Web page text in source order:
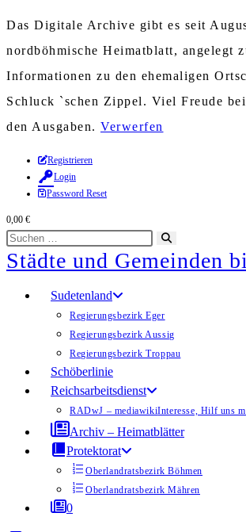
Das Digitale Archive gibt es seit
nordböhmische Heimatblatt, angelegt
Informationen zu den ehemaligen
Schluck `schen Zippel. Viel Freude
den Ausgaben. Verwerfen
Zum
Inhalt
springen
Registrieren
Login
Password Reset
0,00 €
Diese
Website
durchsuchen
starten
Städte und Gemeinden
Sudetenland
Regierungsbezirk Eger
Regierungsbezirk Aussig
Regierungsbezirk Troppau
Schöberlinie
Reichsarbeitsdienst
RADwJ – mediawikiInteresse, Hilf uns
Archiv – Heimatblätter
Protektorat
Oberlandratsbezirk Böhmen
Oberlandratsbezirk Mähren
0